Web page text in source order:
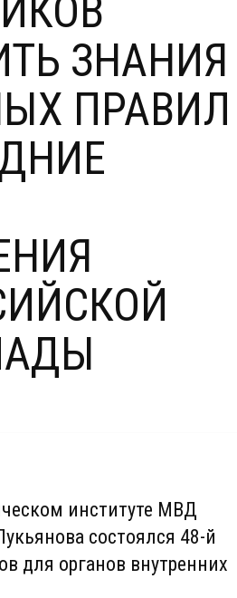
ЗНАНИЯ
ПРАВИЛ
институте МВД
состоялся 48-й
для органов внутренних